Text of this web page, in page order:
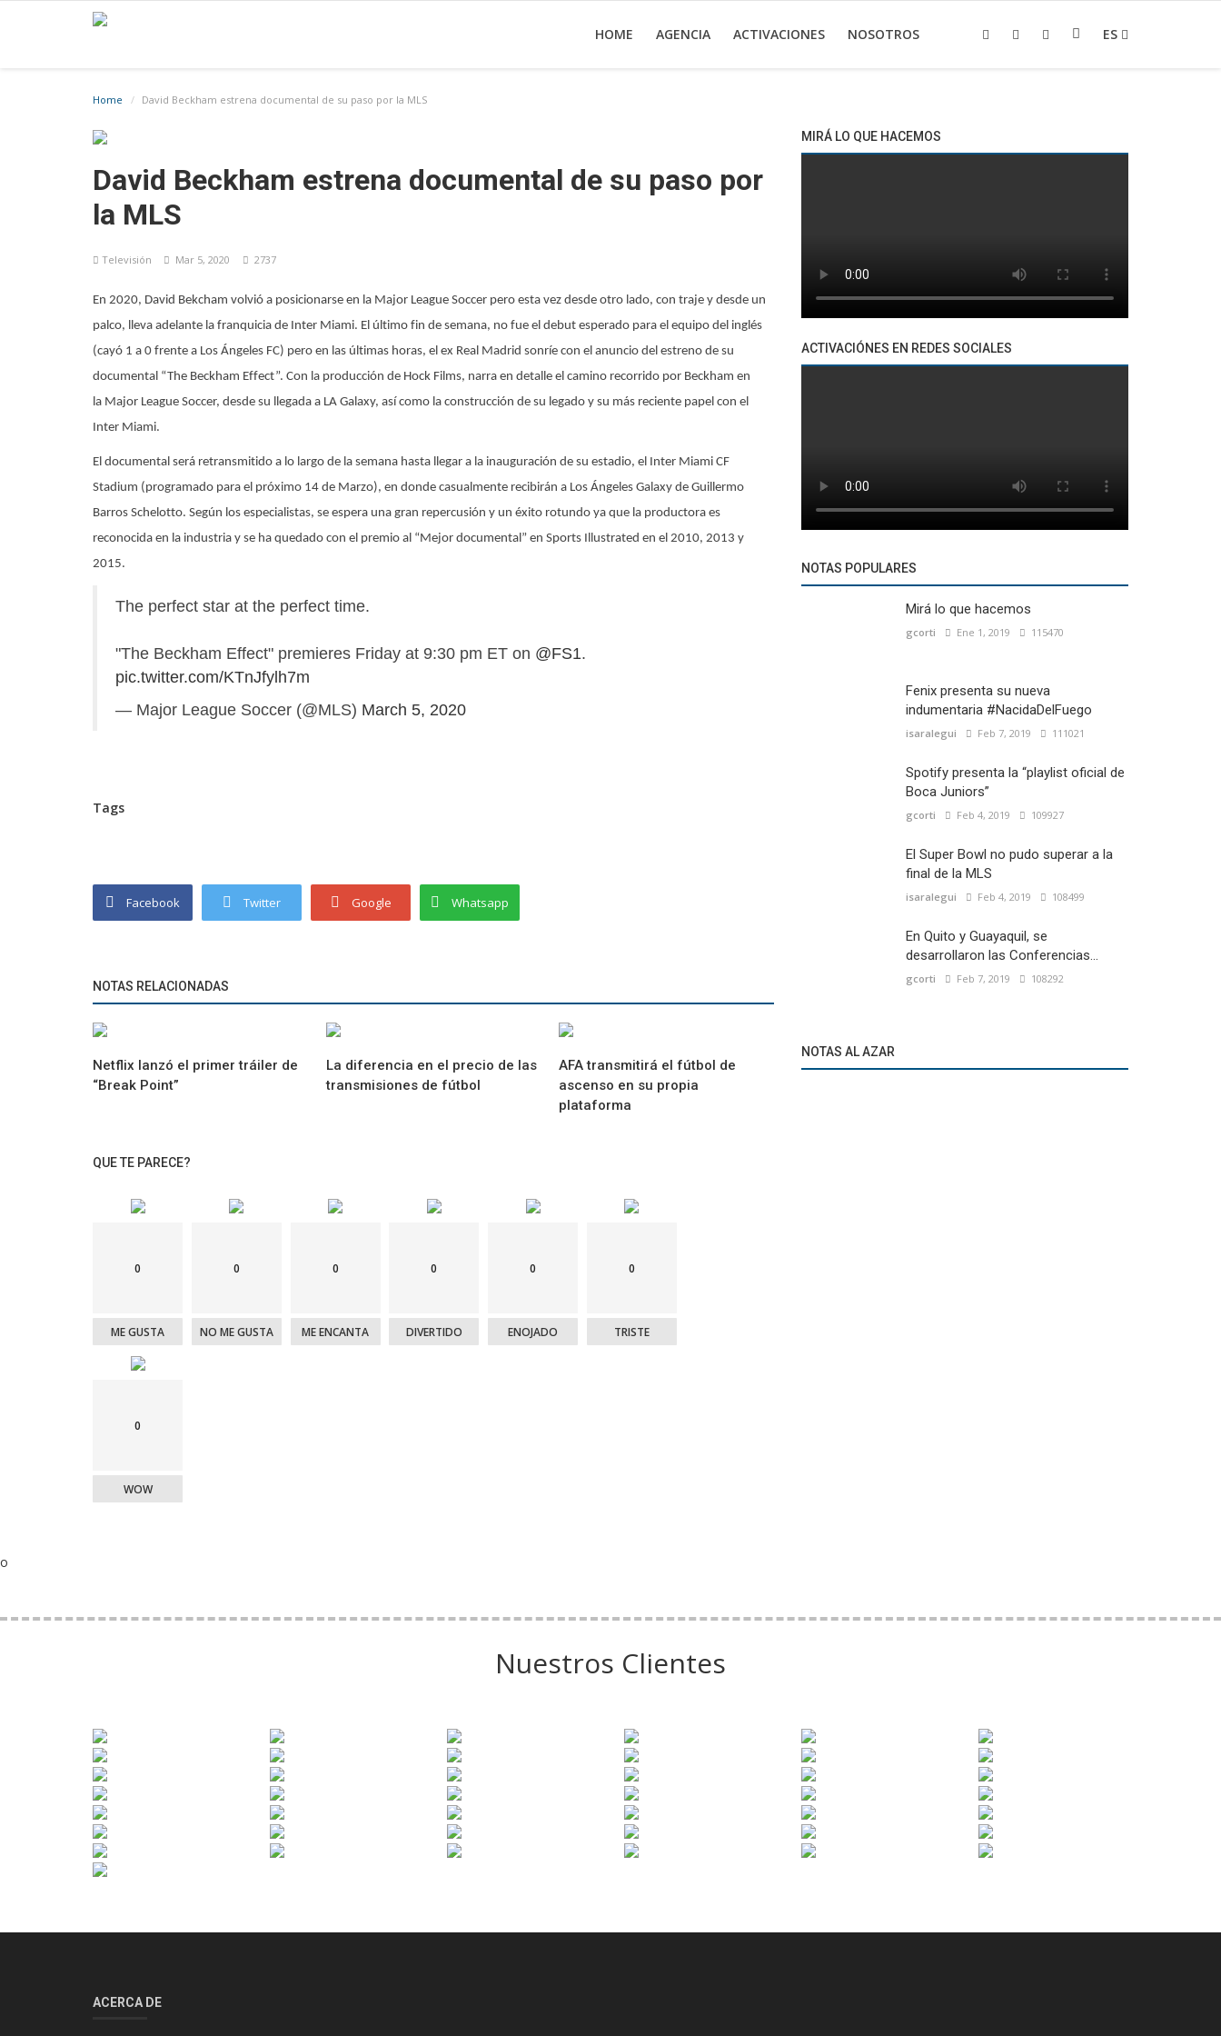
HOME AGENCIA ACTIVACIONES NOSOTROS ES
Home David Beckham estrena documental de su paso por la MLS
David Beckham estrena documental de su paso por
la MLS
Televisión Mar 5, 2020 2737
En 2020, David Bekcham volvió a posicionarse en la Major League Soccer pero esta vez desde otro lado, con traje y desde un
palco, lleva adelante la franquicia de Inter Miami. El último fin de semana, no fue el debut esperado para el equipo del inglés
(cayó 1 a 0 frente a Los Ángeles FC) pero en las últimas horas, el ex Real Madrid sonríe con el anuncio del estreno de su
documental “The Beckham Effect”. Con la producción de Hock Films, narra en detalle el camino recorrido por Beckham en
la Major League Soccer, desde su llegada a LA Galaxy, así como la construcción de su legado y su más reciente papel con el
Inter Miami.
El documental será retransmitido a lo largo de la semana hasta llegar a la inauguración de su estadio, el Inter Miami CF
Stadium (programado para el próximo 14 de Marzo), en donde casualmente recibirán a Los Ángeles Galaxy de Guillermo
Barros Schelotto. Según los especialistas, se espera una gran repercusión y un éxito rotundo ya que la productora es
reconocida en la industria y se ha quedado con el premio al “Mejor documental” en Sports Illustrated en el 2010, 2013 y
2015.
The perfect star at the perfect time.
"The Beckham Effect" premieres Friday at 9:30 pm ET on @FS1.
pic.twitter.com/KTnJfylh7m
— Major League Soccer (@MLS) March 5, 2020
Tags
Facebook Twitter Google Whatsapp
NOTAS RELACIONADAS
Netflix lanzó el primer tráiler de
“Break Point”
La diferencia en el precio de las
transmisiones de fútbol
AFA transmitirá el fútbol de
ascenso en su propia
plataforma
QUE TE PARECE?
0
ME GUSTA
0
NO ME GUSTA
0
ME ENCANTA
0
DIVERTIDO
0
ENOJADO
0
TRISTE
0
WOW
MIRÁ LO QUE HACEMOS
ACTIVACIÓNES EN REDES SOCIALES
NOTAS POPULARES
Mirá lo que hacemos
gcorti Ene 1, 2019 115470
Fenix presenta su nueva
indumentaria #NacidaDelFuego
isaralegui Feb 7, 2019 111021
Spotify presenta la “playlist oficial de
Boca Juniors”
gcorti Feb 4, 2019 109927
El Super Bowl no pudo superar a la
final de la MLS
isaralegui Feb 4, 2019 108499
En Quito y Guayaquil, se
desarrollaron las Conferencias...
gcorti Feb 7, 2019 108292
NOTAS AL AZAR
o
Nuestros Clientes
ACERCA DE